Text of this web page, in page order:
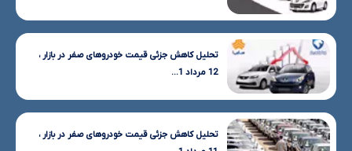
تحلیل کاهش جزئی قیمت خودروهای صفر در بازار ،
12 مرداد 1...
تحلیل کاهش جزئی قیمت خودروهای صفر در بازار ،